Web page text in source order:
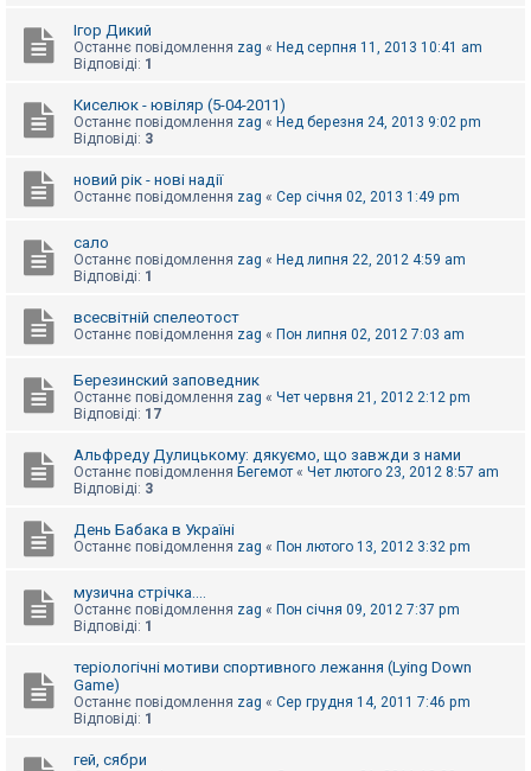
з
о
е
к
и
П
ш
к
Ігор Дикий
Останнє повідомлення zag « Нед серпня 11, 2013 10:41 am
Відповіді: 1
Киселюк - ювіляр (5-04-2011)
Останнє повідомлення zag « Нед березня 24, 2013 9:02 pm
Відповіді: 3
новий рік - нові надії
Останнє повідомлення zag « Сер січня 02, 2013 1:49 pm
сало
Останнє повідомлення zag « Нед липня 22, 2012 4:59 am
Відповіді: 1
всесвітній спелеотост
Останнє повідомлення zag « Пон липня 02, 2012 7:03 am
Березинский заповедник
Останнє повідомлення zag « Чет червня 21, 2012 2:12 pm
Відповіді: 17
Альфреду Дулицькому: дякуємо, що завжди з нами
Останнє повідомлення Бегемот « Чет лютого 23, 2012 8:57 am
Відповіді: 3
День Бабака в Україні
Останнє повідомлення zag « Пон лютого 13, 2012 3:32 pm
музична стрічка....
Останнє повідомлення zag « Пон січня 09, 2012 7:37 pm
Відповіді: 1
теріологічні мотиви спортивного лежання (Lying Down
Game)
Останнє повідомлення zag « Сер грудня 14, 2011 7:46 pm
Відповіді: 1
гей, сябри